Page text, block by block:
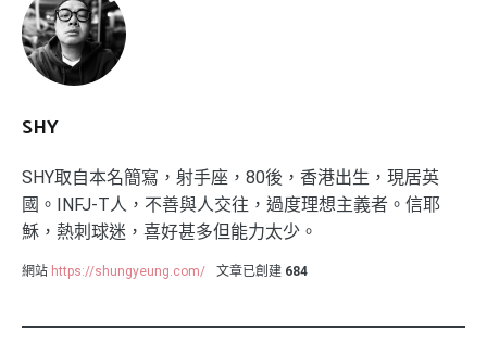
SHY
SHY取自本名簡寫，射手座，80後，香港出生，現居英
國。INFJ-T人，不善與人交往，過度理想主義者。信耶
穌，熱刺球迷，喜好甚多但能力太少。
網站 https://shungyeung.com/ 文章已創建 684